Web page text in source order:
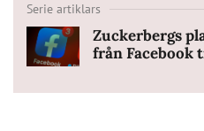
Serie artiklars
Zuckerbergs
från Facebook